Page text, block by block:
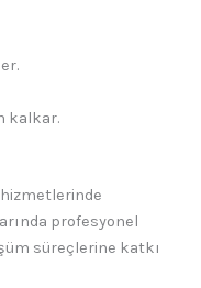
kalkar.
hizmetlerinde
profesyonel
süreçlerine katkı